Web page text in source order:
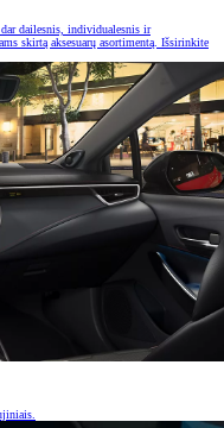
dailesnis, individualesnis ir
skirtą aksesuarų asortimentą. Išsirinkite